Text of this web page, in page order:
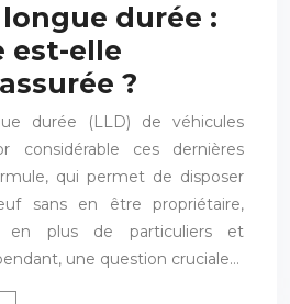
durée :
est-elle
?
durée (LLD) de véhicules
considérable ces dernières
qui permet de disposer
sans en être propriétaire,
en plus de particuliers et
une question cruciale…